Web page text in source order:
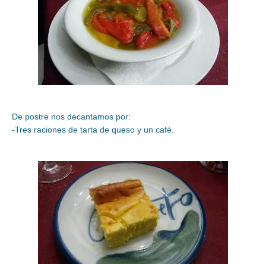
De postre nos decantamos por:
-Tres raciones de tarta de queso y un café.